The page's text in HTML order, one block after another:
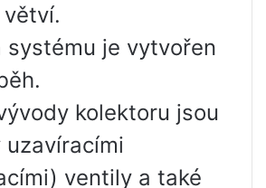
systému je vytvořen
kolektoru jsou
uzavíracími
ventily a také